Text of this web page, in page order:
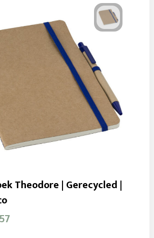
Theodore | Gerecycled |